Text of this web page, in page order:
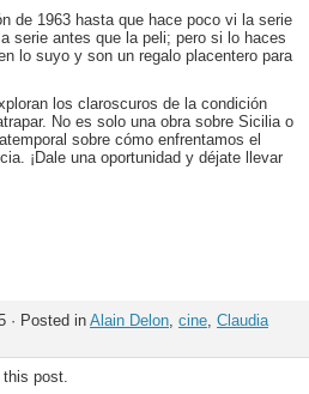
de 1963 hasta que hace poco vi la serie
serie antes que la peli; pero si lo haces
lo suyo y son un regalo placentero para
los claroscuros de la condición
No es solo una obra sobre Sicilia o
sobre cómo enfrentamos el
¡Dale una oportunidad y déjate llevar
· Posted in Alain Delon cine Claudia
post.